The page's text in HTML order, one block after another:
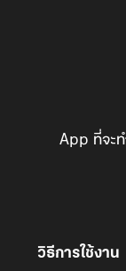
App ที่จะ
วิธีการใช้งาน